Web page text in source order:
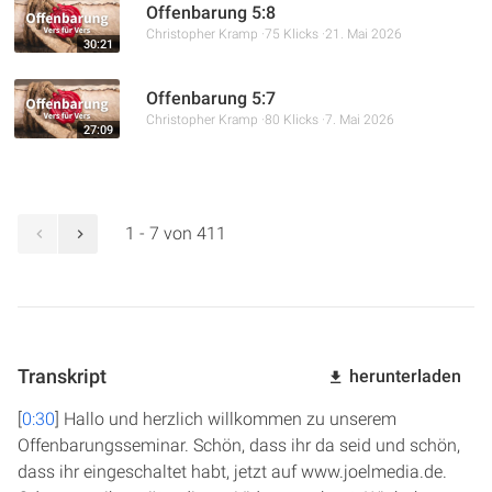
30:21
Offenbarung 5:8
Christopher Kramp 75 Klicks 21. Mai 2026
27:09
Offenbarung 5:7
Christopher Kramp 80 Klicks 7. Mai 2026
1 - 7 von 411
Transkript herunterladen
[0:30] Hallo und herzlich willkommen zu unserem
Offenbarungsseminar. Schön, dass ihr da seid und schön,
dass ihr eingeschaltet habt, jetzt auf www.joelmedia.de.